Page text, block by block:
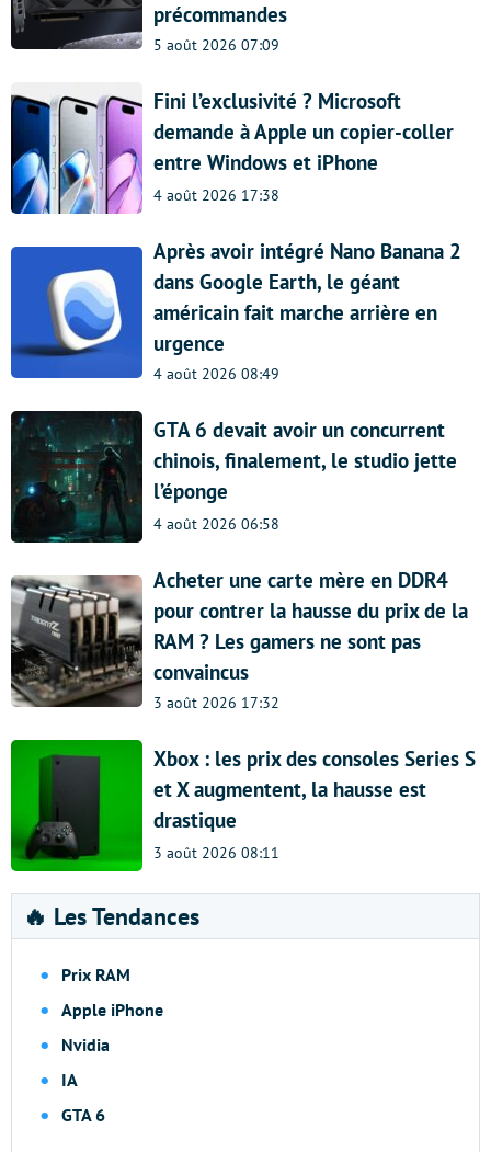
précommandes
5 août 2026 07:09
Fini l’exclusivité ? Microsoft
demande à Apple un copier-coller
entre Windows et iPhone
4 août 2026 17:38
Après avoir intégré Nano Banana 2
dans Google Earth, le géant
américain fait marche arrière en
urgence
4 août 2026 08:49
GTA 6 devait avoir un concurrent
chinois, finalement, le studio jette
l’éponge
4 août 2026 06:58
Acheter une carte mère en DDR4
pour contrer la hausse du prix de la
RAM ? Les gamers ne sont pas
convaincus
3 août 2026 17:32
Xbox : les prix des consoles Series S
et X augmentent, la hausse est
drastique
3 août 2026 08:11
🔥 Les Tendances
Prix RAM
Apple iPhone
Nvidia
IA
GTA 6